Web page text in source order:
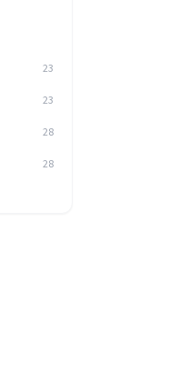
23
23
28
28